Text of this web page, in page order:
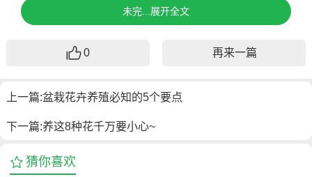
布！
蟹爪兰好养活，但爆盆着实不易，尤其
时，一个叶片上只要留一个花蕾，其他的要掐掉。
每两年的3月份左右就要换一次盆。（在养花知识大全
公众号发送： 蟹爪兰 可以收到更多关于蟹爪兰养护知
未完...展开全文
0 再来一篇
上一篇:盆栽花卉养殖必知的5个要点
下一篇:养这8种花千万要小心~
猜你喜欢